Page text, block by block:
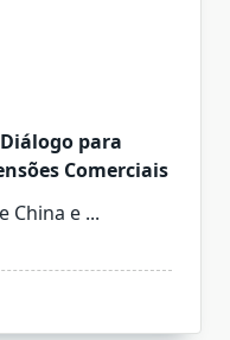
para
Comerciais
China e ...